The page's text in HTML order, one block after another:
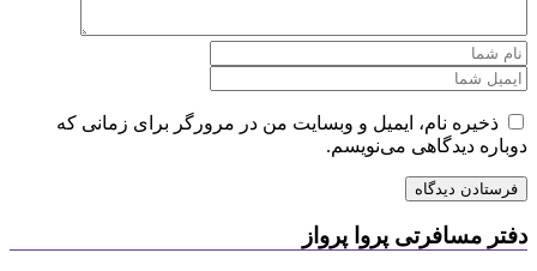
ذخیره نام، ایمیل و وبسایت من در مرورگر برای زمانی که
دوباره دیدگاهی می‌نویسم.
دفتر مسافرتی پروا پرواز